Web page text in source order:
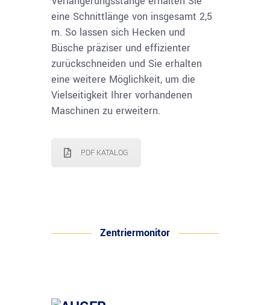
eine Schnittlänge von insgesamt 2,5
m. So lassen sich Hecken und
Büsche präziser und effizienter
zurückschneiden und Sie erhalten
eine weitere Möglichkeit, um die
Vielseitigkeit Ihrer vorhandenen
Maschinen zu erweitern.
PDF KATALOG
Zentriermonitor